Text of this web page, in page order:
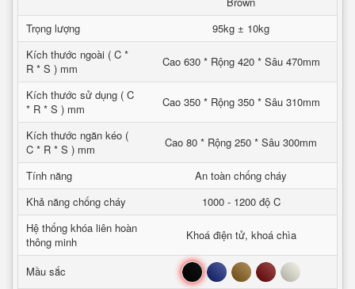
Trọng lượng
95kg ± 10kg
Kích thước ngoài ( C *
R * S ) mm
Cao 630 * Rộng 420 * Sâu 470mm
Kích thước sử dụng ( C
* R * S ) mm
Cao 350 * Rộng 350 * Sâu 310mm
Kích thước ngăn kéo (
C * R * S ) mm
Cao 80 * Rộng 250 * Sâu 300mm
Tính năng
An toàn chống cháy
Khả năng chống cháy
1000 - 1200 độ C
Hệ thống khóa liên hoàn
thông minh
Khoá điện tử, khoá chìa
Mầu sắc Đen Xanh Nâu Đỏ Trắng